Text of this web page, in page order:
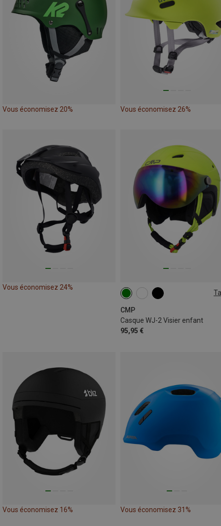
Vous économisez 20% Vous économisez 26%
Vous économisez 24%
CMP
Casque WJ-2 Visier enfant
95,95 €
48-52CM
Vous économisez 16% Vous économisez 31%